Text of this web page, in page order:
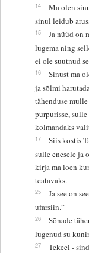
14
Ma olen
sinul leidub
15
Ja nüüd on
lugema ning
ei ole suutnud
16
Sinust ma
ja sõlmi
tähenduse
purpurisse,
kolmandaks
17
Siis kostis
sulle enesele ja
kirja ma loen
teatavaks.
25
Ja see on
ufarsiin.”
26
Sõnade
lugenud su
27
Tekeel -